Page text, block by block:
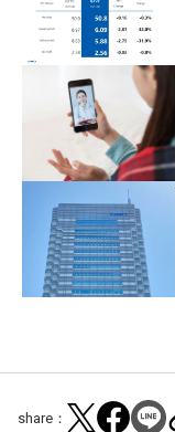
share：